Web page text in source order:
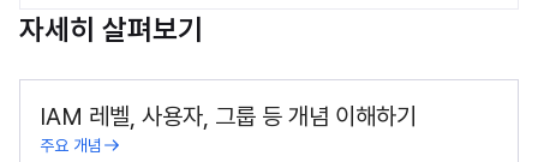
자세히 살펴보기
IAM 레벨, 사용자, 그룹 등 개념 이해하기
주요 개념